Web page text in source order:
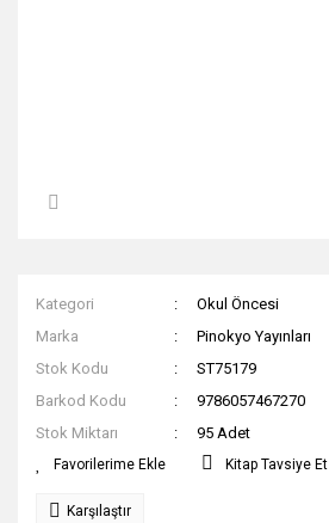
Kategori
Okul Öncesi
Marka
Pinokyo Yayınları
Stok Kodu
ST75179
Barkod Kodu
9786057467270
Stok Miktarı
95 Adet
Kitap Tavsiye Et
Karşılaştır